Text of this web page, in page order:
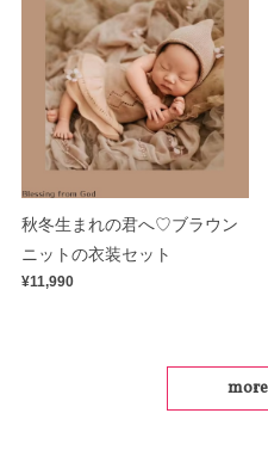
秋冬生まれの君へ♡ブラウン
ニットの衣装セット
¥11,990